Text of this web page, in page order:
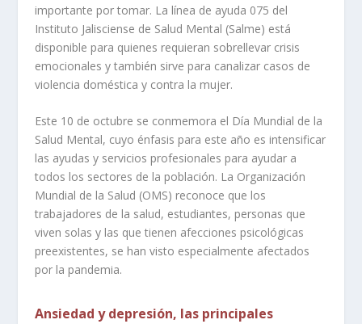
importante por tomar. La línea de ayuda 075 del
Instituto Jalisciense de Salud Mental (Salme) está
disponible para quienes requieran sobrellevar crisis
emocionales y también sirve para canalizar casos de
violencia doméstica y contra la mujer.
Este 10 de octubre se conmemora el Día Mundial de la
Salud Mental, cuyo énfasis para este año es intensificar
las ayudas y servicios profesionales para ayudar a
todos los sectores de la población. La Organización
Mundial de la Salud (OMS) reconoce que los
trabajadores de la salud, estudiantes, personas que
viven solas y las que tienen afecciones psicológicas
preexistentes, se han visto especialmente afectados
por la pandemia.
Ansiedad y depresión, las principales